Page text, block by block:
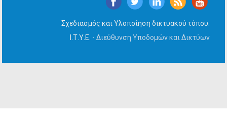
Σχεδιασμός και Υλοποίηση δικτυακού τόπου:
Ι.Τ.Υ.Ε. - Διεύθυνση Υποδομών και Δικτύων